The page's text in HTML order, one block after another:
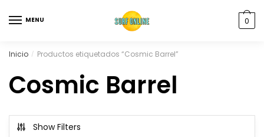
MENU 0
Inicio / Productos etiquetados “Cosmic Barrel”
Cosmic Barrel
Show Filters